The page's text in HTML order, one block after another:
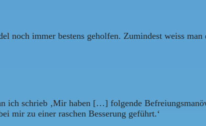
noch immer bestens geholfen. Zumindest weiss
schrieb ‚Mir haben […] folgende
mir zu einer raschen Besserung geführt.‘